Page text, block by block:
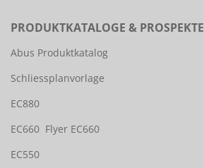
PRODUKTKATALOGE & PROSPEKTE
Abus Produktkatalog
Schliessplanvorlage
EC880
EC660 Flyer EC660
EC550